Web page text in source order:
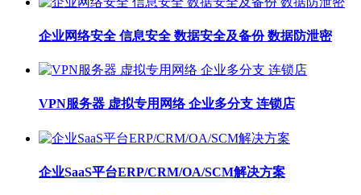
企业网络安全 信息安全 数据安全及备份 数据防泄密
VPN服务器 虚拟专用网络 企业多分支 连锁店
企业SaaS平台ERP/CRM/OA/SCM解决方案